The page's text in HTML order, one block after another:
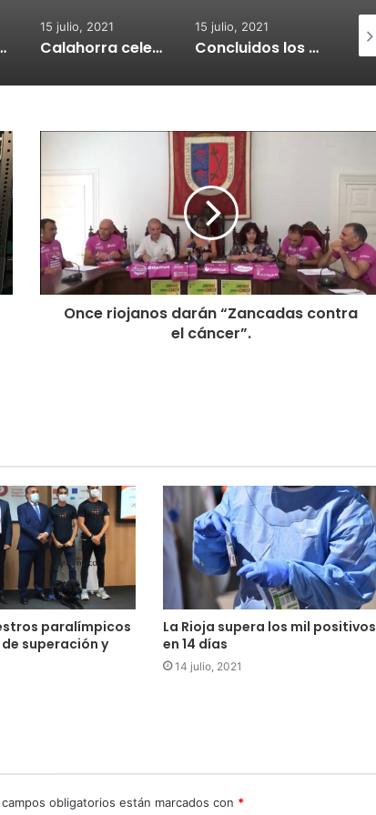
adquisión de medidores de CO2
15 julio, 2021
Calahorra celebrará el Croquetur II
15 julio, 2021
Concluidos los trabajos de reposición del asfaltado de Calahorra
Once riojanos darán “Zancadas contra
el cáncer”.
paralímpicos
superación y
La Rioja supera los mil positivos
en 14 días
14 julio, 2021
obligatorios están marcados con *